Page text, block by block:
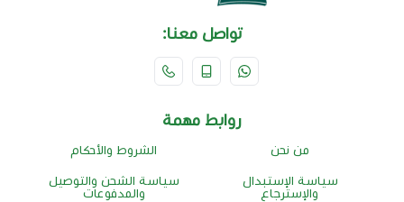
تواصل معنا:
روابط مهمة
من نحن الشروط والأحكام
سياسة الإستبدال
والإسترجاع
سياسة الشحن والتوصيل
والمدفوعات